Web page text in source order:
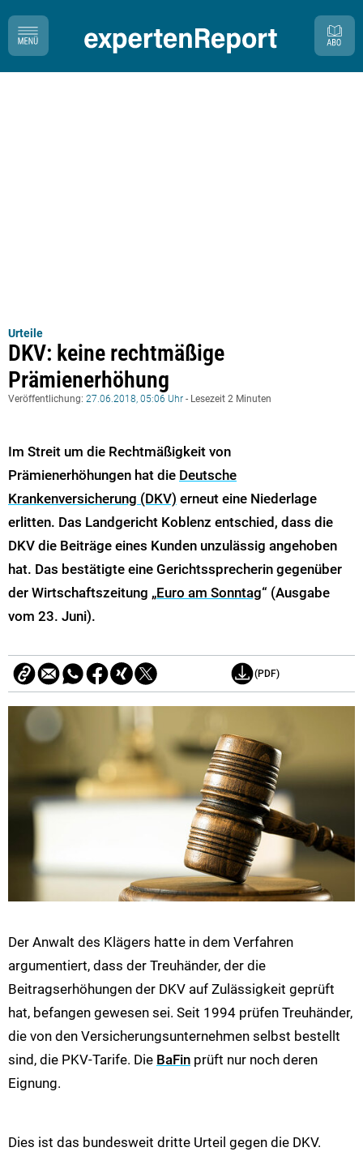
Urteile
DKV: keine rechtmäßige
Prämienerhöhung
Veröffentlichung: 27.06.2018, 05:06 Uhr - Lesezeit 2 Minuten
Im Streit um die Rechtmäßigkeit von
Prämienerhöhungen hat die Deutsche
Krankenversicherung (DKV) erneut eine Niederlage
erlitten. Das Landgericht Koblenz entschied, dass die
DKV die Beiträge eines Kunden unzulässig angehoben
hat. Das bestätigte eine Gerichtssprecherin gegenüber
der Wirtschaftszeitung „Euro am Sonntag“ (Ausgabe
vom 23. Juni).
(PDF)
Der Anwalt des Klägers hatte in dem Verfahren
argumentiert, dass der Treuhänder, der die
Beitragserhöhungen der DKV auf Zulässigkeit geprüft
hat, befangen gewesen sei. Seit 1994 prüfen Treuhänder,
die von den Versicherungsunternehmen selbst bestellt
sind, die PKV-Tarife. Die BaFin prüft nur noch deren
Eignung.
Dies ist das bundesweit dritte Urteil gegen die DKV.